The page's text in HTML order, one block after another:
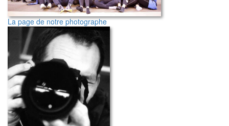
La page de notre photographe